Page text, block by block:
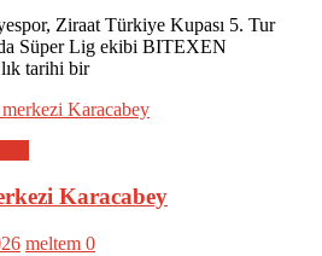
Ziraat Türkiye Kupası 5. Tur
Süper Lig ekibi BITEXEN
tarihi bir
Karacabey
meltem 0